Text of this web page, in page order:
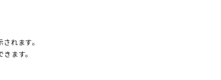
れます。
ます。